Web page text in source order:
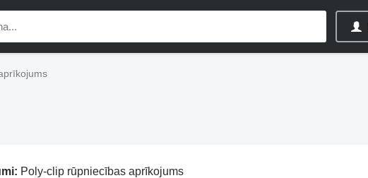
Poly-clip rūpniecības aprīkojums